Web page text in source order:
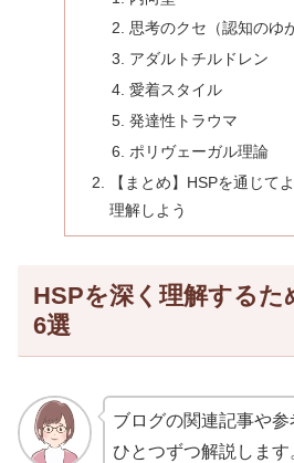
思考のクセ（認知のゆ
アダルトチルドレン
愛着スタイル
発達性トラウマ
ポリヴェーガル理論
【まとめ】HSPを通じて
理解しよう
HSPを深く理解するた
6選
ブログの関連記事や参
ひとつずつ解説します